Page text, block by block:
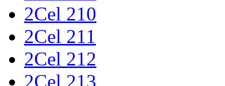
2Cel 210
2Cel 211
2Cel 212
2Cel 213